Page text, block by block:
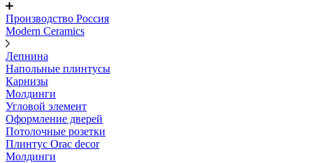
Производство Россия
Modern Ceramics
Лепнина
Напольные плинтусы
Карнизы
Молдинги
Угловой элемент
Оформление дверей
Потолочные розетки
Плинтус Orac decor
Молдинги